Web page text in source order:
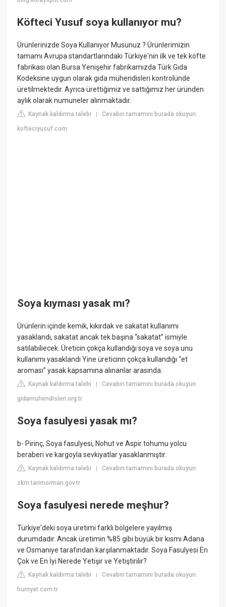
Köfteci Yusuf soya kullanıyor mu?
Ürünlerinizde Soya Kullanıyor Musunuz ? Ürünlerimizin
tamamı Avrupa standartlarındaki Türkiye'nin ilk ve tek köfte
fabrikası olan Bursa Yenişehir fabrikamızda Türk Gıda
Kodeksine uygun olarak gıda mühendisleri kontrolünde
üretilmektedir. Ayrıca ürettiğimiz ve sattığımız her üründen
aylık olarak numuneler alınmaktadır.
Kaynak kaldırma talebi |Cevabın tamamını burada okuyun:
kofteciyusuf.com
Soya kıyması yasak mı?
Ürünlerin içinde kemik, kıkırdak ve sakatat kullanımı
yasaklandı, sakatat ancak tek başına “sakatat” ismiyle
satılabiliecek. Üreticin çokça kullandığı soya ve soya unu
kullanımı yasaklandı Yine üreticinn çokça kullandığı “et
aroması” yasak kapsamına alınanlar arasında.
Kaynak kaldırma talebi |Cevabın tamamını burada okuyun:
gidamuhendisleri.org.tr
Soya fasulyesi yasak mı?
b- Pirinç, Soya fasulyesi, Nohut ve Aspir tohumu yolcu
beraberi ve kargoyla sevkiyatlar yasaklanmıştır.
Kaynak kaldırma talebi |Cevabın tamamını burada okuyun:
zkm.tarimorman.gov.tr
Soya fasulyesi nerede meşhur?
Türkiye'deki soya üretimi farklı bölgelere yayılmış
durumdadır. Ancak üretimin %85 gibi büyük bir kısmı Adana
ve Osmaniye tarafından karşılanmaktadır. Soya Fasulyesi En
Çok ve En İyi Nerede Yetişir ve Yetiştirilir?
Kaynak kaldırma talebi |Cevabın tamamını burada okuyun:
hurriyet.com.tr